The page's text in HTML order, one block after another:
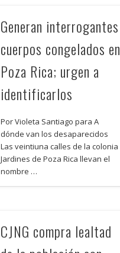
Generan interrogantes
cuerpos congelados en
Poza Rica; urgen a
identificarlos
Por Violeta Santiago para A
dónde van los desaparecidos
Las veintiuna calles de la colonia
Jardines de Poza Rica llevan el
nombre …
CJNG compra lealtad